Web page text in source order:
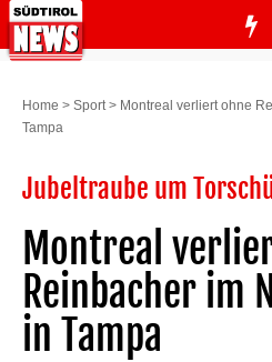
Home > Sport> Montreal verliert ohne
Tampa
Jubeltraube um
Montreal
Reinbacher im
in Tampa